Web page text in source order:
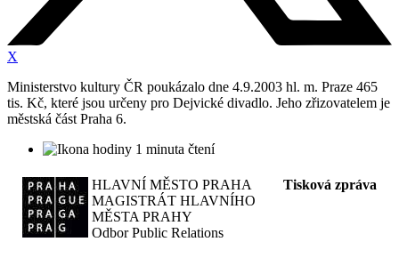
X
Ministerstvo kultury ČR poukázalo dne 4.9.2003 hl. m. Praze 465
tis. Kč, které jsou určeny pro Dejvické divadlo. Jeho zřizovatelem je
městská část Praha 6.
1 minuta čtení
HLAVNÍ MĚSTO PRAHA
MAGISTRÁT HLAVNÍHO
MĚSTA PRAHY
Odbor Public Relations
Tisková zpráva